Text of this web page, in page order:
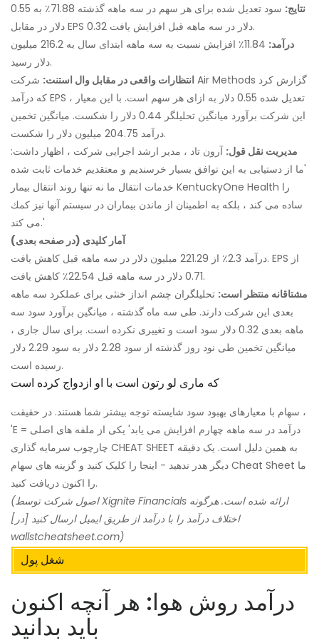
نتایج:
سود تعدیل شده برای هر سهم در سه ماهه گذشته 71.88٪ به 0.55
دلار در مقابل EPS 0.32 دلار در سه ماهه قبل افزایش یافت.
درآمد:
11.84٪ افزایش نسبت به سه ماهه ابتدای سال به 216.2 میلیون
دلار رسید.
انتظارات واقعی در مقابل وال استنت: شرکت Air Methods گزارش کرد
که درآمد EPS تعدیل شده 0.55 دلار به ازای هر سهم است. با این معیار ،
این شرکت برآورد میانگین تحلیلگر 0.44 دلار را شکست. میانگین تخمین
درآمد 204.75 میلیون دلار را شکست.
مدیریت نقل قول: آرون تاد ، مدیر ارشد اجرایی شرکت ، اظهار داشت:
'ما از دستیابی به این توافق بسیار خرسندیم و معتقدیم خدمات ثابت شده
خدمات انتقال ما نه تنها روند انتقال بیمار KentuckyOne Health را
ساده می كند ، بلكه به اطمینان از ماندن بیماران در سیستم آنها نیز كمك
می كند.'
آمار کلیدی (در صفحه بعدی)
درآمد 2.3٪ از 221.29 میلیون دلار در سه ماهه قبل کاهش یافت. EPS از
0.71 دلار در سه ماهه قبل 22.54٪ کاهش یافت.
مشتاقانه منتظر است: تحلیلگران چشم انداز خنثی برای عملکرد سه ماهه
بعدی این شرکت دارند. طی سه ماه گذشته ، میانگین برآورد سود سه
ماهه بعدی 0.32 دلار سود است و تغییری نکرده است. برای سال جاری ،
میانگین تخمین طی نود روز گذشته از سود 2.28 دلار به سود 2.29 دلار
رسیده است.
که ماری لو رتون است با او ازدواج کرده است
سهام با معیارهای بهبود سود شایسته توجه بیشتر شما هستند. در حقیقت ،
'E = درآمد در سه ماهه چهارم افزایش می یابد' یکی از ملفه های اصلی
چارچوب سرمایه گذاری CHEAT SHEET به همین دلیل است. یک دقیقه
دیگر هدر ندهید - اینجا را کلیک کنید و گزینه های سهام Cheat Sheet ما
را اکنون دریافت کنید.
(اصول شرکت توسط Xignite Financials ارائه شده است. هرگونه
اختلاف درآمد را با درآمد از طریق ایمیل ارسال کنید [در]
wallstcheatsheet.com)
شغل پول
درآمد روش هوا: هر آنچه اکنون
باید بدانید